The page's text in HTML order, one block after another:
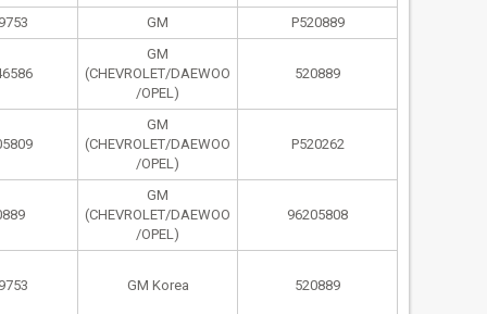
GM P520889
GM
(CHEVROLET/DAEWOO
/OPEL)
520889
GM
(CHEVROLET/DAEWOO
/OPEL)
P520262
GM
(CHEVROLET/DAEWOO
/OPEL)
96205808
GM Korea 520889